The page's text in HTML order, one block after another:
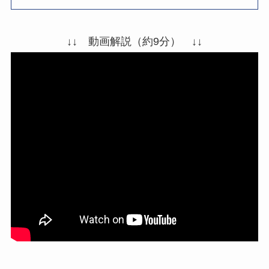
↓↓ 動画解説（約9分） ↓↓